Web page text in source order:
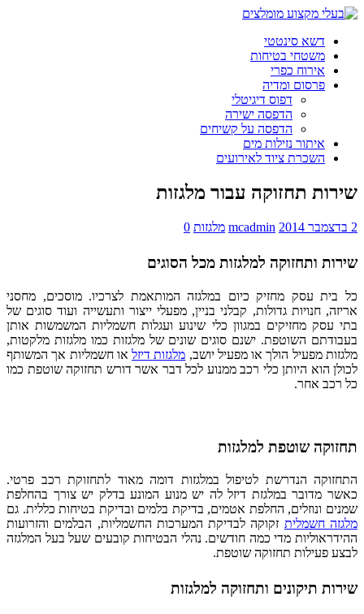
דשא סינטטי
משטחי בטיחות
אירוח כפרי
פרסום ומדיה
דפוס דיגיטלי
הדפסה ישירה
הדפסה על קשיחים
איתור נזילות מים
השכרת ציוד לאירועים
שירות תחזוקה עבור מלגזות
2 בדצמבר 2014 mcadmin מלגזות 0
שירות ותחזוקה למלגזות מכל הסוגים
כל בית עסק מחזיק כיום במלגזה המותאמת לצרכיו. מוסכים, מחסני
אריזה, חנויות גדולות, קבלני בניין, מפעלי ייצור ותעשייה ועוד סוגים של
בתי עסק מחזיקים במגוון כלי שינוע ועגלות חשמליות המשמשות אותן
בעבודתם השוטפת. ישנם סוגים שונים של מלגזות כמו מלגזות מלקטות,
מלגזות מפעיל הולך או מפעיל יושב, מלגזות דיזלאו חשמליות אך המשותף
לכולן הוא היותן כלי רכב ממנוע לכל דבר אשר דורש תחזוקה שוטפת כמו
כל רכב אחר.
תחזוקה שוטפת למלגזות
התחזוקה הנדרשת לטיפול במלגזות דומה מאוד לתחזוקת רכב פרטי.
כאשר מדובר במלגזת דיזל לה יש מנוע המונע בדלק יש צורך בהחלפת
שמנים ונוזלים, החלפת אטמים, בדיקת בלמים ובדיקת בטיחות כללית. גם
מלגזה חשמלית זקוקה לבדיקת המערכות החשמליות, הבלמים והזרועות
ההידראוליות מדי כמה חודשים. נהלי הבטיחות קובעים שעל בעל המלגזה
לבצע פעילות תחזוקה שוטפת.
שירות תיקונים ותחזוקה למלגזות